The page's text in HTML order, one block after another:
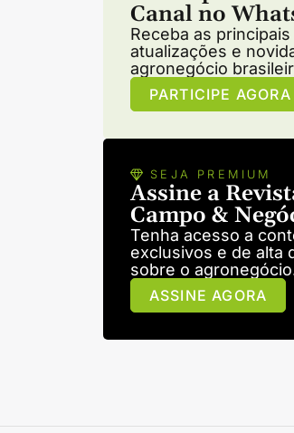
Canal no
Receba as principais
atualizações e
agronegócio
PARTICIPE AGORA
SEJA PREMIUM
Assine a
Campo &
Tenha acesso a
exclusivos e de alta
sobre o
ASSINE AGORA